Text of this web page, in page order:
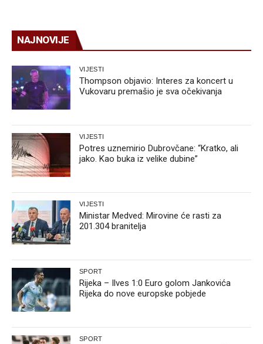
NAJNOVIJE
VIJESTI
Thompson objavio: Interes za koncert u
Vukovaru premašio je sva očekivanja
VIJESTI
Potres uznemirio Dubrovčane: “Kratko, ali
jako. Kao buka iz velike dubine”
VIJESTI
Ministar Medved: Mirovine će rasti za
201.304 branitelja
SPORT
Rijeka – Ilves 1:0 Euro golom Jankovića
Rijeka do nove europske pobjede
SPORT